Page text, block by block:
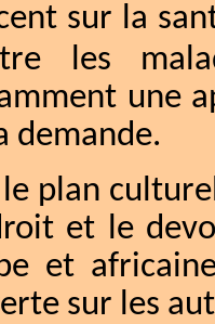
sur la
les
une
demande.
le plan
et le
et
sur les